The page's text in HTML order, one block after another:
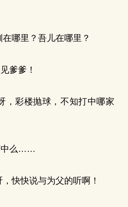
在哪里？吾儿在哪里？
爹爹！
，彩楼抛球，不知打中哪家
中么……
，快快说与为父的听啊！